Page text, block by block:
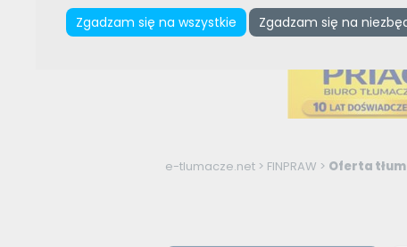
Zgadzam się na wszystkie Zgadzam się na
e-tlumacze.net> FINPRAW > Oferta